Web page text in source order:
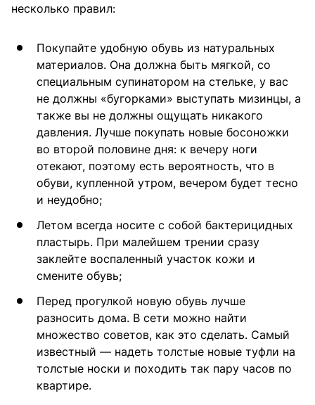
несколько правил:
Покупайте удобную обувь из натуральных
материалов. Она должна быть мягкой, со
специальным супинатором на стельке, у вас
не должны «бугорками» выступать мизинцы, а
также вы не должны ощущать никакого
давления. Лучше покупать новые босоножки
во второй половине дня: к вечеру ноги
отекают, поэтому есть вероятность, что в
обуви, купленной утром, вечером будет тесно
и неудобно;
Летом всегда носите с собой бактерицидных
пластырь. При малейшем трении сразу
заклейте воспаленный участок кожи и
смените обувь;
Перед прогулкой новую обувь лучше
разносить дома. В сети можно найти
множество советов, как это сделать. Самый
известный — надеть толстые новые туфли на
толстые носки и походить так пару часов по
квартире.